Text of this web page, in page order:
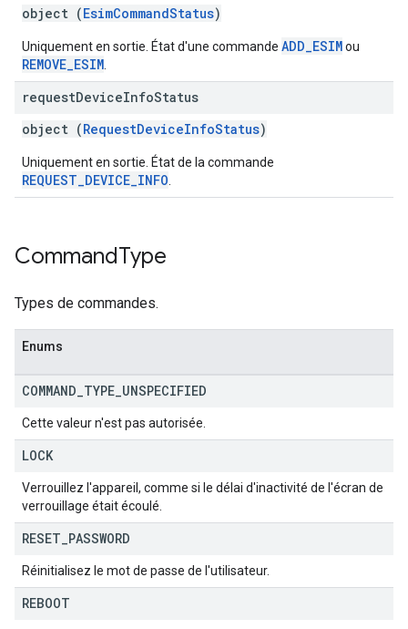
object (EsimCommandStatus)
Uniquement en sortie. État d'une commande ADD_ESIMou
REMOVE_ESIM
requestDeviceInfoStatus
object (RequestDeviceInfoStatus)
Uniquement en sortie. État de la commande
REQUEST_DEVICE_INFO
CommandType
Types de commandes.
Enums
COMMAND TYPE UNSPECIFIED
Cette valeur n'est pas autorisée.
LOCK
Verrouillez l'appareil, comme si le délai d'inactivité de l'écran de
verrouillage était écoulé.
RESET PASSWORD
Réinitialisez le mot de passe de l'utilisateur.
REBOOT